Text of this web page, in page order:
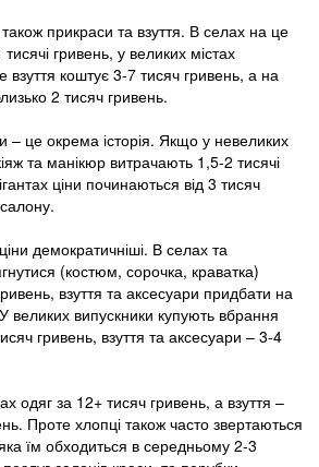
прикраси та взуття. В селах на це
гривень, у великих містах
взуття коштує 3-7 тисяч гривень, а на
2 тисяч гривень.
– це окрема історія. Якщо у невеликих
та манікюр витрачають 1,5-2 тисячі
ціни починаються від 3 тисяч
демократичніші. В селах та
(костюм, сорочка, краватка)
взуття та аксесуари придбати на
великих випускники купують вбрання
гривень, взуття та аксесуари – 3-4
одяг за 12+ тисяч гривень, а взуття –
Проте хлопці також часто звертаються
їм обходиться в середньому 2-3